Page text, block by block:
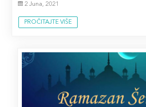
2 Juna, 2021
PROČITAJTE VIŠE